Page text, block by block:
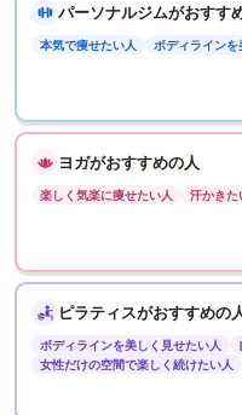
パーソナルジムがおすす
本気で痩せたい人 ボディラインを
ヨガがおすすめの人
楽しく気楽に痩せたい人 汗かきた
ピラティスがおすすめの
ボディラインを美しく見せたい人
女性だけの空間で楽しく続けたい人